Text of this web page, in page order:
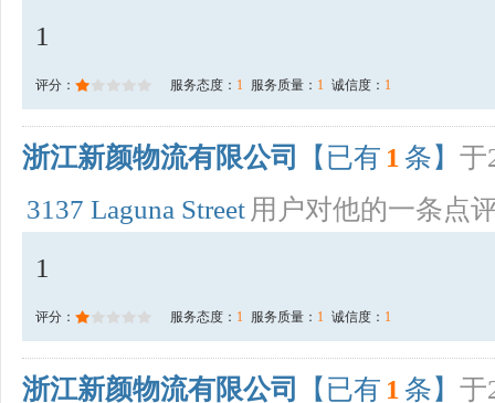
1
评分： 服务态度： 1 服务质量： 1 诚信度： 1
浙江新颜物流有限公司 【已有 1 条】 于
3137 Laguna Street 用户对他的一条点
1
评分： 服务态度： 1 服务质量： 1 诚信度： 1
浙江新颜物流有限公司 【已有 1 条】 于